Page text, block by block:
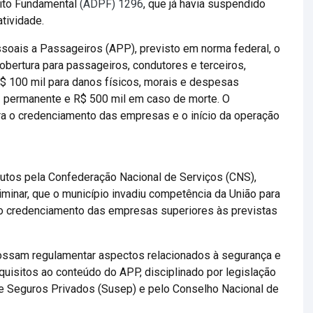
Fundamental (ADPF) 1296, que já havia suspendido
a Passageiros (APP), previsto em norma federal, o
para passageiros, condutores e terceiros,
100 mil para danos físicos, morais e despesas
e R$ 500 mil em caso de morte. O
o credenciamento das empresas e o início da operação
pela Confederação Nacional de Serviços (CNS),
que o município invadiu competência da União para
das empresas superiores às previstas
regulamentar aspectos relacionados à segurança e
ao conteúdo do APP, disciplinado por legislação
Privados (Susep) e pelo Conselho Nacional de